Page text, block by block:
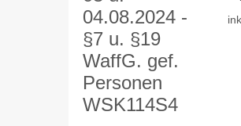
04.08.2024 -
§7 u. §19
WaffG. gef.
Personen
WSK114S4